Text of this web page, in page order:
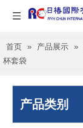
首页 » 产品展示 »
杯套袋
产品类别